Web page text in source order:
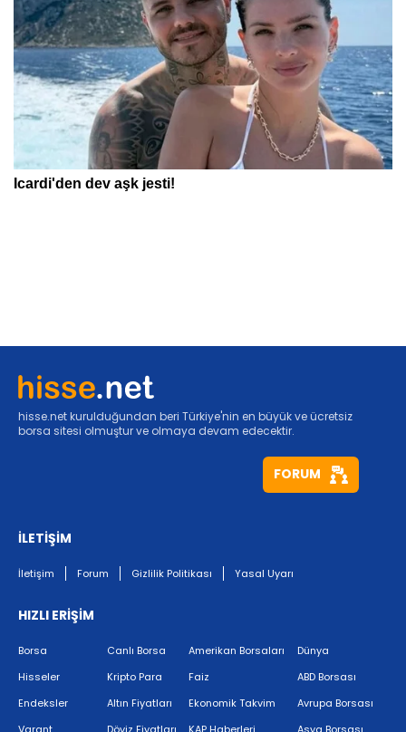
hisse.net kurulduğundan beri Türkiye'nin en büyük ve ücretsiz
borsa sitesi olmuştur ve olmaya devam edecektir.
FORUM
İLETİŞİM
İletişim Forum Gizlilik Politikası Yasal Uyarı
HIZLI ERİŞİM
Borsa
Hisseler
Endeksler
Canlı Borsa
Kripto Para
Altın Fiyatları
Amerikan Borsaları
Faiz
Ekonomik Takvim
Dünya
ABD Borsası
Avrupa Borsası